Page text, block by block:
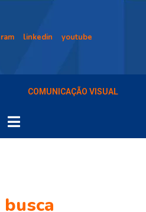
linkedin youtube
COMUNICAÇÃO VISUAL